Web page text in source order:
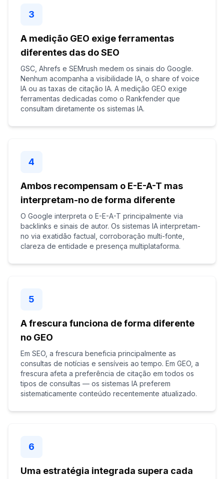
3
A medição GEO exige ferramentas
diferentes das do SEO
GSC, Ahrefs e SEMrush medem os sinais do Google.
Nenhum acompanha a visibilidade IA, o share of voice
IA ou as taxas de citação IA. A medição GEO exige
ferramentas dedicadas como o Rankfender que
consultam diretamente os sistemas IA.
4
Ambos recompensam o E-E-A-T mas
interpretam-no de forma diferente
O Google interpreta o E-E-A-T principalmente via
backlinks e sinais de autor. Os sistemas IA interpretam-
no via exatidão factual, corroboração multi-fonte,
clareza de entidade e presença multiplataforma.
5
A frescura funciona de forma diferente
no GEO
Em SEO, a frescura beneficia principalmente as
consultas de notícias e sensíveis ao tempo. Em GEO, a
frescura afeta a preferência de citação em todos os
tipos de consultas — os sistemas IA preferem
sistematicamente conteúdo recentemente atualizado.
6
Uma estratégia integrada supera cada